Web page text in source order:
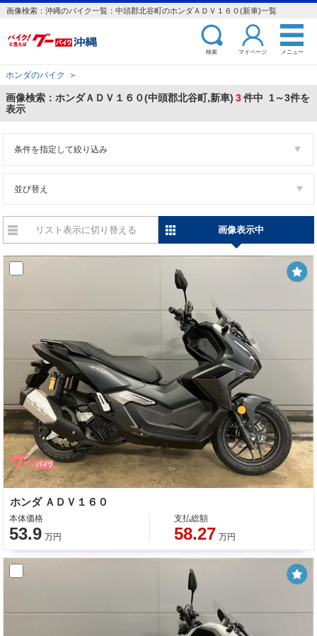
画像検索：沖縄のバイク一覧：中頭郡北谷町のホンダＡＤＶ１６０(新車)一覧
検索 マイページ メニュー
ホンダのバイク ＞
画像検索：ホンダＡＤＶ１６０(中頭郡北谷町,新車) 3件中 1～3件を
表示
条件を指定して絞り込み
並び替え
リスト表示に切り替える 画像表示中
ホンダ ＡＤＶ１６０
本体価格
53.9 万円
支払総額
58.27 万円